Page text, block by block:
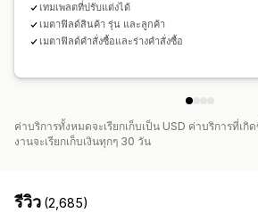
เทมเพลตที่ปรับแต่งได้
เมตาฟิลด์สินค้า รุ่น และลูกค้า
เมตาฟิลด์คำสั่งซื้อและร่างคำสั่งซื้อ
ค่าบริการทั้งหมดจะเรียกเก็บเป็น USD ค่าบริการที่เ
งานจะเรียกเก็บเงินทุกๆ 30 วัน
รีวิว (2,685)